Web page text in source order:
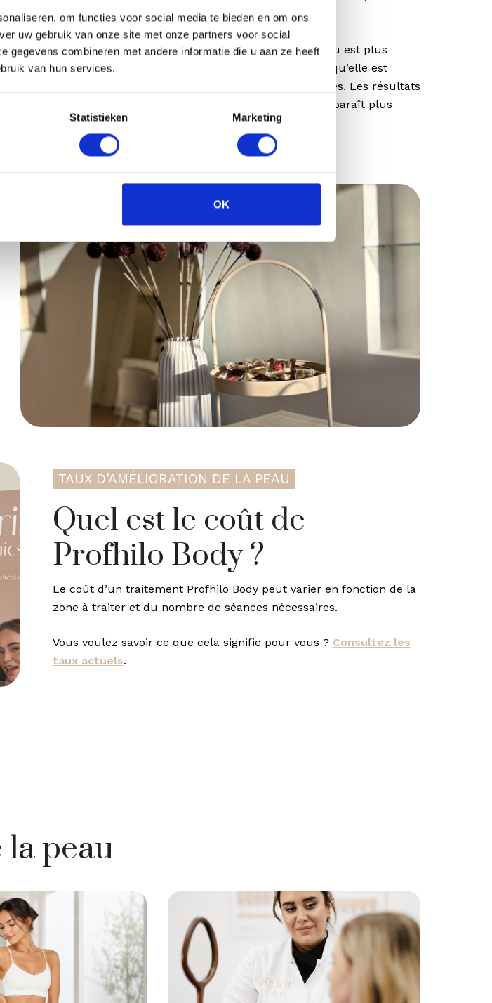
om functies voor social media te bieden en om ons
uw gebruik van onze site met onze partners voor social
gegevens combineren met andere informatie die u aan ze heeft
van hun services.
Statistieken Marketing
OK
réside plutôt dans la qualité de la peau.
De nombreuses personnes constatent que leur peau est plus
ferme, que sa texture est plus douce et plus lisse, qu’elle est
mieux hydratée et que les ridules sont moins visibles. Les résultats
sont subtils mais clairement perceptibles. La peau paraît plus
fraîche et plus saine.
TAUX D’AMÉLIORATION DE LA PEAU
Quel est le coût de
Profhilo Body ?
Le coût d’un traitement Profhilo Body peut varier en fonction de la
zone à traiter et du nombre de séances nécessaires.
Vous voulez savoir ce que cela signifie pour vous ? Consultez les
taux actuels.
peau